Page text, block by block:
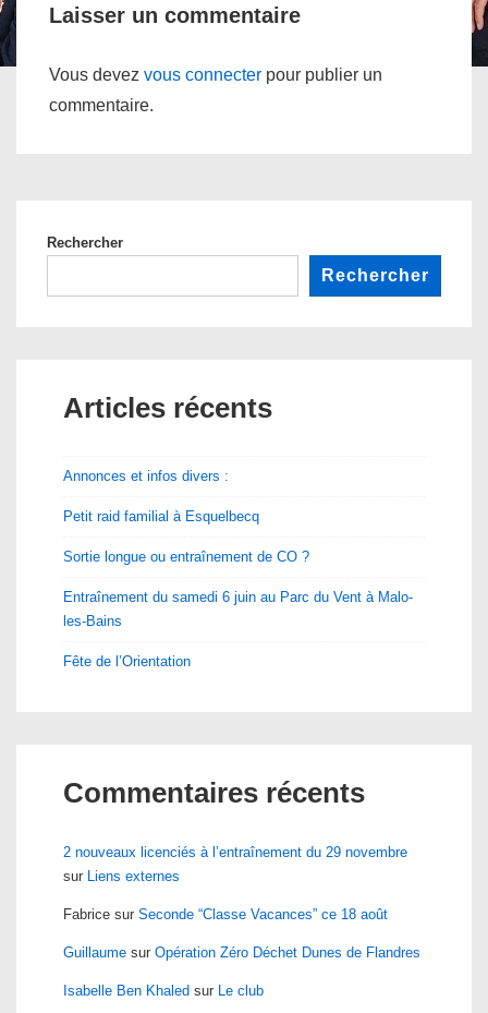
Laisser un commentaire
Vous devez vous connecter pour publier un
commentaire.
Rechercher
Rechercher
Articles récents
Annonces et infos divers :
Petit raid familial à Esquelbecq
Sortie longue ou entraînement de CO ?
Entraînement du samedi 6 juin au Parc du Vent à Malo-
les-Bains
Fête de l’Orientation
Commentaires récents
2 nouveaux licenciés à l’entraînement du 29 novembre
sur Liens externes
Fabrice sur Seconde “Classe Vacances” ce 18 août
Guillaume sur Opération Zéro Déchet Dunes de Flandres
Isabelle Ben Khaled sur Le club